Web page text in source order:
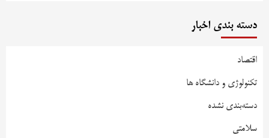
دسته بندی اخبار
اقتصاد
تکنولوژی و دانشگاه ها
دسته‌بندی نشده
سلامتی